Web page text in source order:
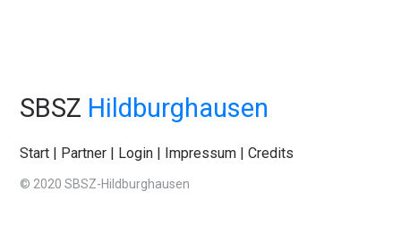
SBSZ Hildburghausen
Start | Partner | Login | Impressum |Credits
© 2020 SBSZ-Hildburghausen